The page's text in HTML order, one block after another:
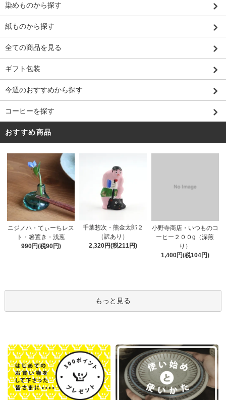
染めものから探す
紙ものから探す
全ての商品を見る
ギフト包装
今週のおすすめから探す
コーヒーを探す
おすすめ商品
ニジノハ・てぃーちレス
ト・箸置き・浅葱
990円(税90円)
千葉惣次・熊金太郎２
（訳あり）
2,320円(税211円)
小野寺商店・いつものコ
ーヒー２００g（深煎
り）
1,400円(税104円)
もっと見る